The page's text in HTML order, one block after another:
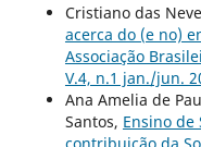
Cristiano das
acerca do (e no)
Associação
V.4, n.1 jan./jun.
Ana Amelia de
Santos, Ensino de
contribuição da